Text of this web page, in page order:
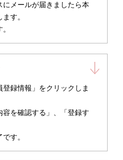
メールが届きましたら本
す。
登録情報」をクリックしま
を確認する」、「登録す
す。